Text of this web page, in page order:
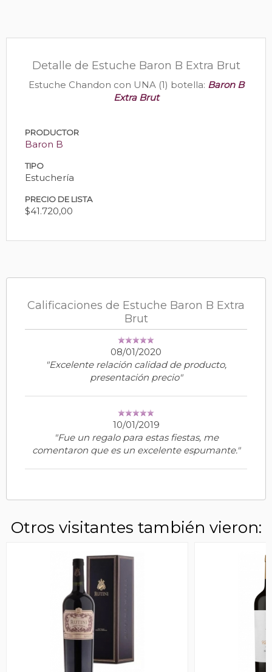
Detalle de Estuche Baron B Extra Brut
Estuche Chandon con UNA (1) botella: Baron B
Extra Brut
PRODUCTOR
Baron B
TIPO
Estuchería
PRECIO DE LISTA
$41.720,00
Calificaciones de Estuche Baron B Extra
Brut
08/01/2020
"Excelente relación calidad de producto,
presentación precio"
10/01/2019
"Fue un regalo para estas fiestas, me
comentaron que es un excelente espumante."
Otros visitantes también vieron: